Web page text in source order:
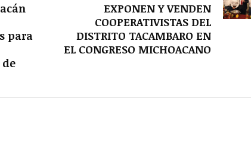
para
EXPONEN Y VENDEN
COOPERATIVISTAS DEL
DISTRITO TACAMBARO EN
EL CONGRESO MICHOACANO